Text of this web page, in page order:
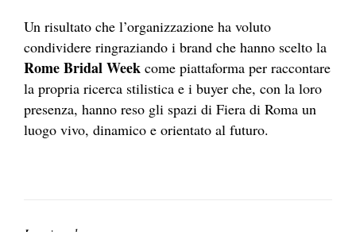
Un risultato che l’organizzazione ha voluto
condividere ringraziando i brand che hanno scelto la
Rome Bridal Week come piattaforma per raccontare
la propria ricerca stilistica e i buyer che, con la loro
presenza, hanno reso gli spazi di Fiera di Roma un
luogo vivo, dinamico e orientato al futuro.